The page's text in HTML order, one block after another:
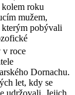
roku
mužem,
pobývali
v roce
Dornachu.
let, kdy se